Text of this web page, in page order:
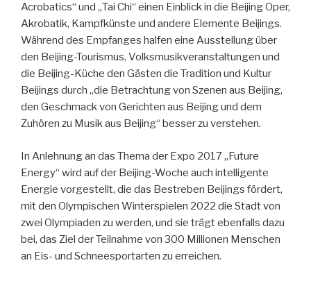
Acrobatics“ und „Tai Chi“ einen Einblick in die Beijing Oper,
Akrobatik, Kampfkünste und andere Elemente Beijings.
Während des Empfanges halfen eine Ausstellung über
den Beijing-Tourismus, Volksmusikveranstaltungen und
die Beijing-Küche den Gästen die Tradition und Kultur
Beijings durch „die Betrachtung von Szenen aus Beijing,
den Geschmack von Gerichten aus Beijing und dem
Zuhören zu Musik aus Beijing“ besser zu verstehen.
In Anlehnung an das Thema der Expo 2017 „Future
Energy“ wird auf der Beijing-Woche auch intelligente
Energie vorgestellt, die das Bestreben Beijings fördert,
mit den Olympischen Winterspielen 2022 die Stadt von
zwei Olympiaden zu werden, und sie trägt ebenfalls dazu
bei, das Ziel der Teilnahme von 300 Millionen Menschen
an Eis- und Schneesportarten zu erreichen.